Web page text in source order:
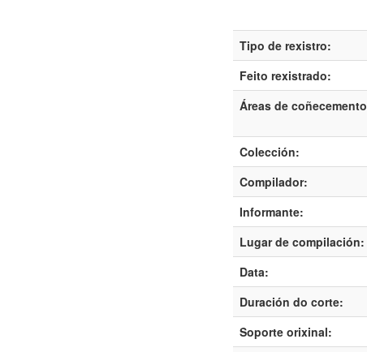
Tipo de rexistro:
Feito rexistrado:
Áreas de
Colección:
Compilador:
Informante:
Lugar de compilación:
Data:
Duración do corte:
Soporte orixinal: